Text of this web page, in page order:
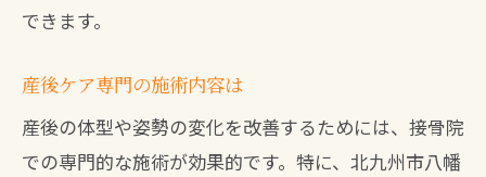
体の悩みに応える接骨院探し
八幡西区の接骨院で産後の体型を改善
産後体型改善に特化した接骨院
できます。
産後ケア専門の施術内容は
産後の体型や姿勢の変化を改善するためには、接骨院
での専門的な施術が効果的です。特に、北九州市八幡